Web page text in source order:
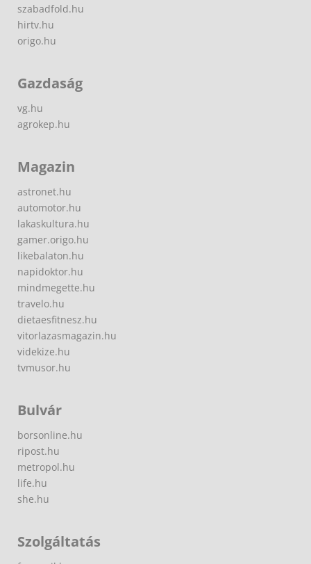
szabadfold.hu
hirtv.hu
origo.hu
Gazdaság
vg.hu
agrokep.hu
Magazin
astronet.hu
automotor.hu
lakaskultura.hu
gamer.origo.hu
likebalaton.hu
napidoktor.hu
mindmegette.hu
travelo.hu
dietaesfitnesz.hu
vitorlazasmagazin.hu
videkize.hu
tvmusor.hu
Bulvár
borsonline.hu
ripost.hu
metropol.hu
life.hu
she.hu
Szolgáltatás